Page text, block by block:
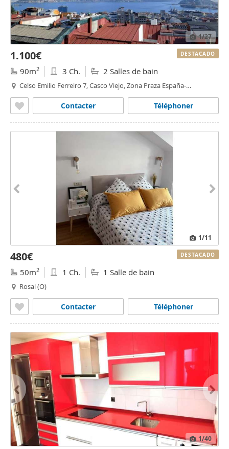
1/27
1.100€
90m2 3 Ch. 2 Salles de bain
Celso Emilio Ferreiro 7, Casco Viejo, Zona Praza España-
Téléphoner
Contacter
DESTACADO
1/11
480€
50m2 1 Ch. 1 Salle de bain
Rosal (O)
Téléphoner
Contacter
DESTACADO
1/40